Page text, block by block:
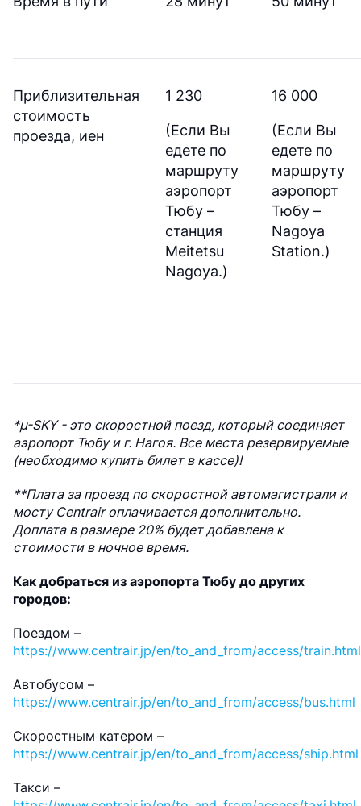
Приблизительная
стоимость
проезда, иен
1 230
(Если Вы
едете по
маршруту
аэропорт
Тюбу –
станция
Meitetsu
Nagoya.)
16 000
(Если Вы
едете по
маршруту
аэропорт
Тюбу –
Nagoya
Station.)
*µ-SKY - это скоростной поезд, который соединяет
аэропорт Тюбу и г. Нагоя. Все места резервируемые
(необходимо купить билет в кассе)!
**Плата за проезд по скоростной автомагистрали и
мосту Centrair оплачивается дополнительно.
Доплата в размере 20% будет добавлена ​​к
стоимости в ночное время.
Как добраться из аэропорта Тюбу до других
городов:
Поездом –
https://www.centrair.jp/en/to_and_from/access/train.html
Автобусом –
https://www.centrair.jp/en/to_and_from/access/bus.html
Скоростным катером –
https://www.centrair.jp/en/to_and_from/access/ship.html
Такси –